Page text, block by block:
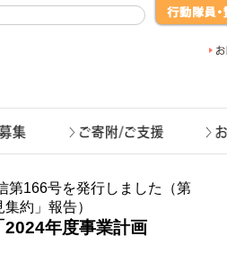
第166号を発行しました（第
約」報告）
年度事業計画